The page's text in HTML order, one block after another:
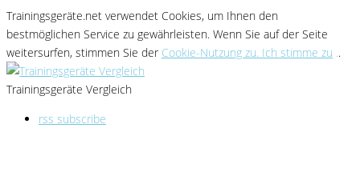
Trainingsgeräte.net verwendet Cookies, um Ihnen den
bestmöglichen Service zu gewährleisten. Wenn Sie auf der Seite
weitersurfen, stimmen Sie der Cookie-Nutzung zu. Ich stimme zu ..
Trainingsgeräte Vergleich
rss subscribe